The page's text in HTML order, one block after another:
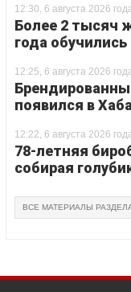
12:30, 6 августа 2026
Более 2 тысяч
года
12:25, 6 августа 2026
появился в
12:22, 6 августа 2026
78-летняя
собирая
ВСЕ МАТЕРИАЛЫ